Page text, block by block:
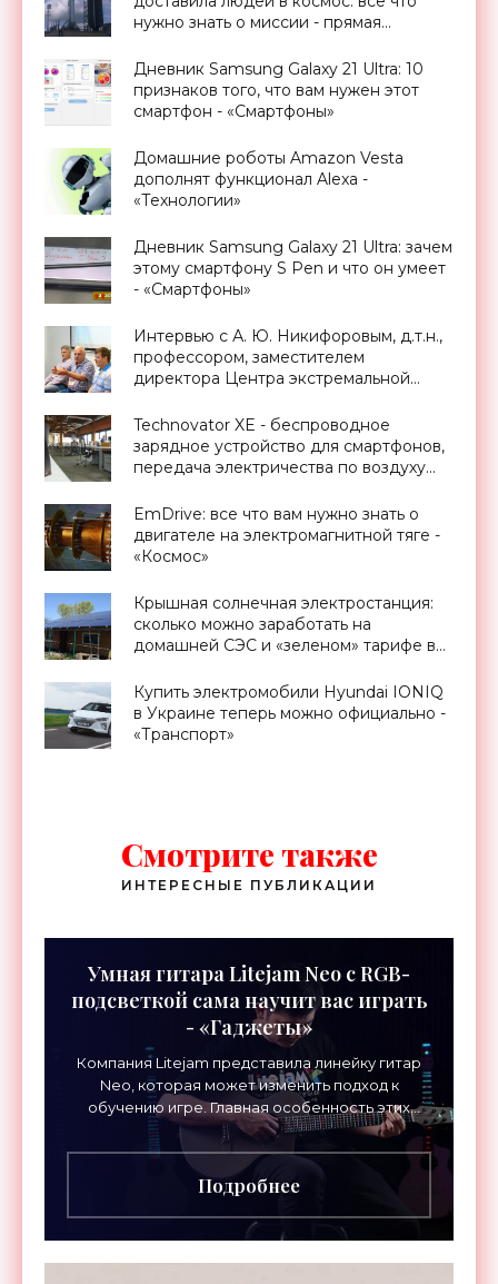
нужно знать о миссии - прямая
Дневник Samsung Galaxy 21 Ultra: 10
признаков того, что вам нужен этот
смартфон - «Смартфоны»
Домашние роботы Amazon Vesta
дополнят функционал Alexa -
«Технологии»
Дневник Samsung Galaxy 21 Ultra: зачем
этому смартфону S Pen и что он умеет
- «Смартфоны»
Интервью с А. Ю. Никифоровым, д.т.н.,
профессором, заместителем
директора Центра экстремальной
МИФИ - «Смартфоны»
Technovator XE - беспроводное
зарядное устройство для смартфонов,
передача электричества по воздуху
EmDrive: все что вам нужно знать о
двигателе на электромагнитной тяге -
«Космос»
Крышная солнечная электростанция:
сколько можно заработать на
домашней СЭС и «зеленом» тарифе в
Купить электромобили Hyundai IONIQ
в Украине теперь можно официально -
«Транспорт»
Смотрите также
ИНТЕРЕСНЫЕ ПУБЛИКАЦИИ
Умная гитара Litejam Neo с RGB-
подсветкой сама научит вас играть
- «Гаджеты»
Компания Litejam представила линейку гитар
Neo, которая может изменить подход к
обучению игре. Главная особенность этих
инструментов – встроенная RGB-подсветка
грифа. Светодиоды
Подробнее